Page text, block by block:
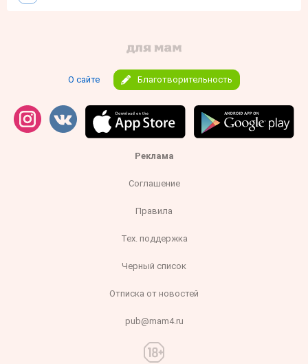
О сайте Благотворительность
Реклама
Соглашение
Правила
Тех. поддержка
Черный список
Отписка от новостей
pub@mam4.ru